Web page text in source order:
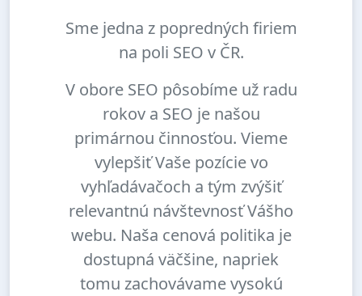
Sme jedna z popredných firiem
na poli SEO v ČR.
V obore SEO pôsobíme už radu
rokov a SEO je našou
primárnou činnosťou. Vieme
vylepšiť Vaše pozície vo
vyhľadávačoch a tým zvýšiť
relevantnú návštevnosť Vášho
webu. Naša cenová politika je
dostupná väčšine, napriek
tomu zachovávame vysokú